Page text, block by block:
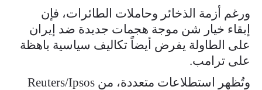
ورغم أزمة الذخائر وحاملات الطائرات، فإن
إبقاء خيار شن موجة هجمات جديدة ضد إيران
على الطاولة يفرض أيضاً تكاليف سياسية باهظة
على ترامب.
وتُظهر استطلاعات متعددة، من Reuters/Ipsos